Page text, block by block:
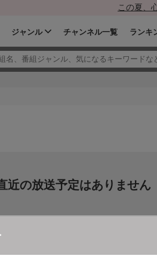
この夏、
ジャンル チャンネル一覧 ランキ
近の放送予定はありません